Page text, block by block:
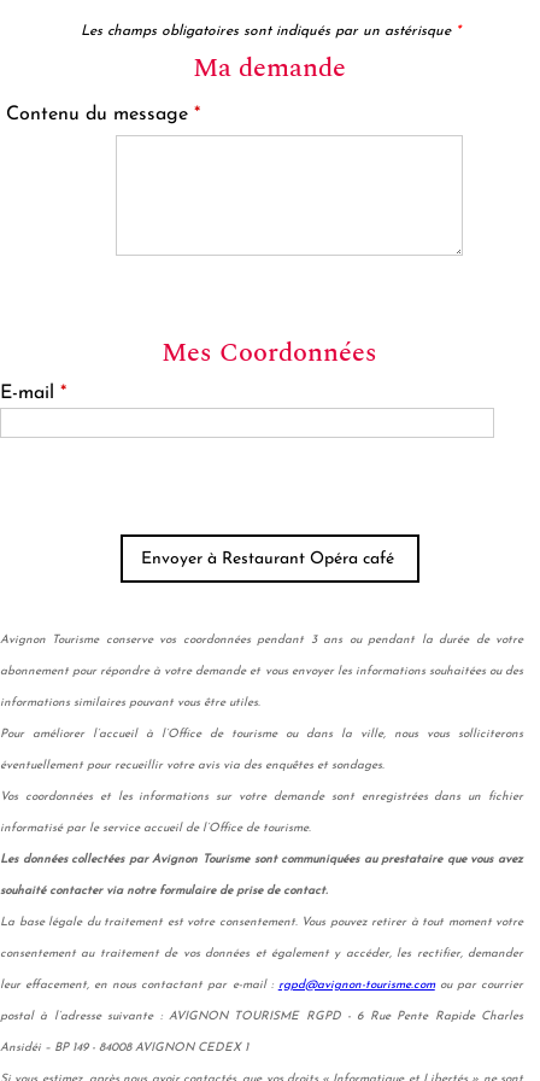
Les champs obligatoires sont indiqués par un astérisque *
Ma demande
Contenu du message *
Mes Coordonnées
E-mail *
Avignon Tourisme conserve vos coordonnées pendant 3 ans ou pendant la durée de votre
abonnement pour répondre à votre demande et vous envoyer les informations souhaitées ou des
informations similaires pouvant vous être utiles.
Pour améliorer l’accueil à l’Office de tourisme ou dans la ville, nous vous solliciterons
éventuellement pour recueillir votre avis via des enquêtes et sondages.
Vos coordonnées et les informations sur votre demande sont enregistrées dans un fichier
informatisé par le service accueil de l’Office de tourisme.
Les données collectées par Avignon Tourisme sont communiquées au prestataire que vous avez
souhaité contacter via notre formulaire de prise de contact.
La base légale du traitement est votre consentement. Vous pouvez retirer à tout moment votre
consentement au traitement de vos données et également y accéder, les rectifier, demander
leur effacement, en nous contactant par e-mail : rgpd@avignon-tourisme.comou par courrier
postal à l’adresse suivante : AVIGNON TOURISME RGPD - 6 Rue Pente Rapide Charles
Ansidéi – BP 149 - 84008 AVIGNON CEDEX 1